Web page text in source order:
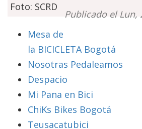
Publicado el Lun,
Foto: SCRD
Mesa de
la BICICLETA Bogotá
Nosotras Pedaleamos
Despacio
Mi Pana en Bici
ChiKs Bikes Bogotá
Teusacatubici